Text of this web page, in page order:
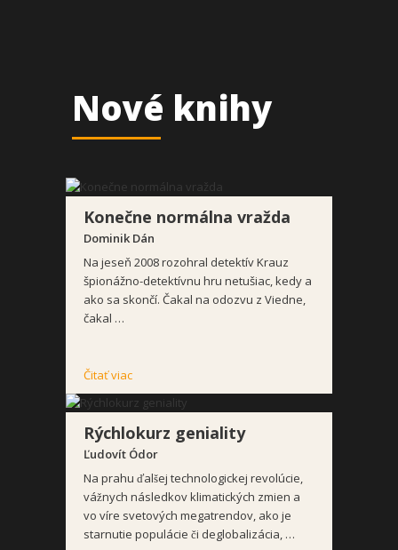
Nové knihy
Konečne normálna vražda
Dominik Dán
Na jeseň 2008 rozohral detektív Krauz
špionážno-detektívnu hru netušiac, kedy a
ako sa skončí. Čakal na odozvu z Viedne,
čakal …
Čitať viac
Rýchlokurz geniality
Ľudovít Ódor
Na prahu ďalšej technologickej revolúcie,
vážnych následkov klimatických zmien a
vo víre svetových megatrendov, ako je
starnutie populácie či deglobalizácia, …